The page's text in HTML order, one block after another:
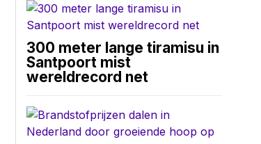
300 meter lange tiramisu in
Santpoort mist
wereldrecord net